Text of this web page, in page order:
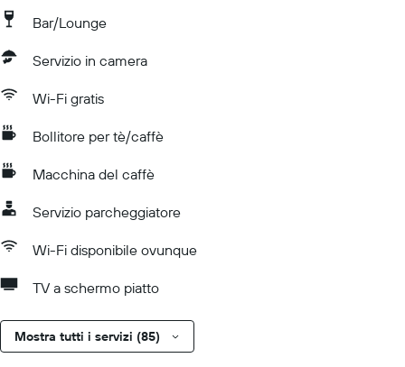
Bar/Lounge
Servizio in camera
Wi-Fi gratis
Bollitore per tè/caffè
Macchina del caffè
Servizio parcheggiatore
Wi-Fi disponibile ovunque
TV a schermo piatto
Mostra tutti i servizi (85)